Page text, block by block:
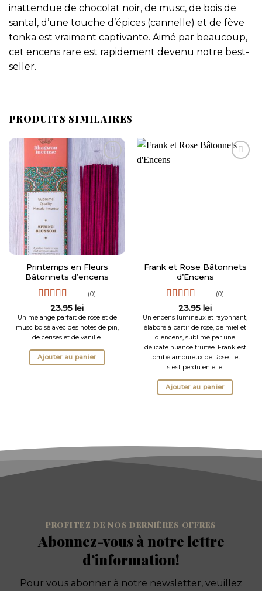
inattendue de chocolat noir, de musc, de bois de
santal, d’une touche d’épices (cannelle) et de fève
tonka est vraiment captivante. Aimé par beaucoup,
cet encens rare est rapidement devenu notre best-
seller.
PRODUITS SIMILAIRES
Printemps en Fleurs
Bâtonnets d’encens
Note5sur 5
(0)
23.95 lei
Un mélange parfait de rose et de
musc boisé avec des notes de pin,
de cerises et de vanille.
Ajouter au panier
Frank et Rose Bâtonnets
d’Encens
Note5sur 5
(0)
23.95 lei
Un encens lumineux et rayonnant,
élaboré à partir de rose, de miel et
d'encens, sublimé par une
délicate nuance fruitée. Frank est
tombé amoureux de Rose… et
s'est perdu en elle.
Ajouter au panier
PROFITEZ DE NOS DERNIÈRES OFFRES
Abonnez-vous à notre lettre
d’information!
Pour vous abonner à notre newsletter, veuillez